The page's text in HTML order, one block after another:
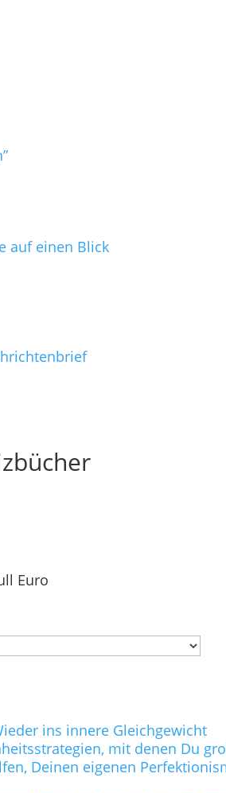
auf einen Blick
Euro
ins innere Gleichgewicht
mit denen Du
Deinen eigenen